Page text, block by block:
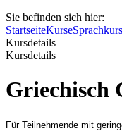
Sie befinden sich hier:
StartseiteKurse
Kursdetails
Kursdetails
Griechisch
Für Teilnehmende mit